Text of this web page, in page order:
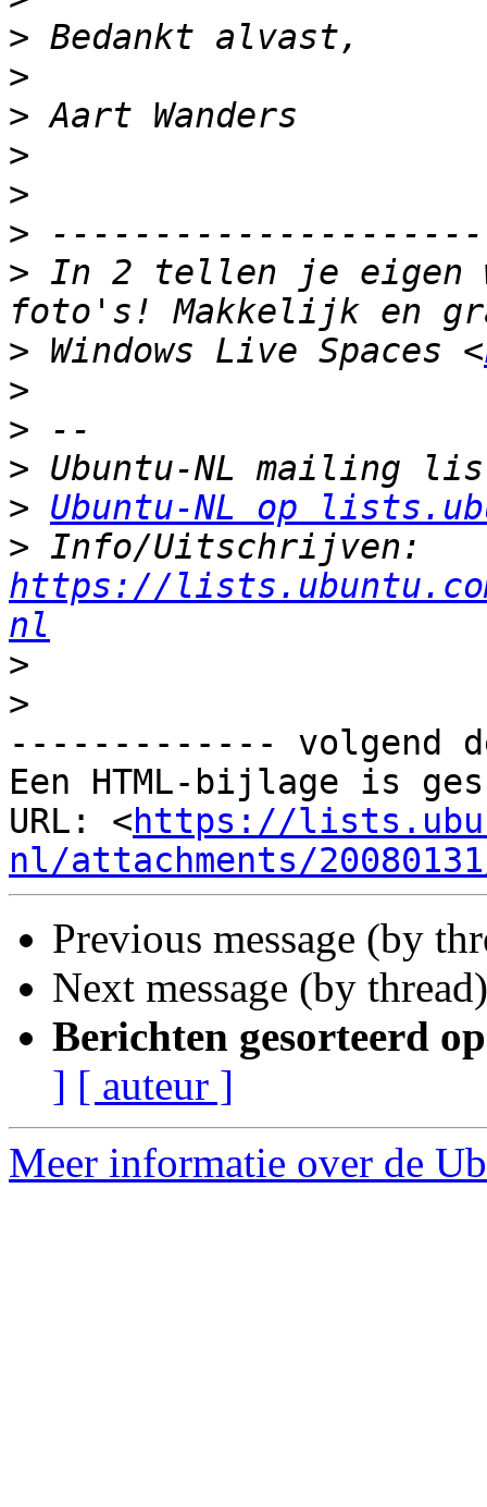
>
>
>
>
>
>
> In 2 tellen je eigen
> Windows Live Spaces <
>
>
>
> Ubuntu-NL op
>
https://
nl
>
>
------------- volgend
Een HTML-bijlage is
URL: <https://
nl/attachments/
Previous message (by
Next message (by
Berichten gesorteerd
] [ auteur ]
Meer informatie over de